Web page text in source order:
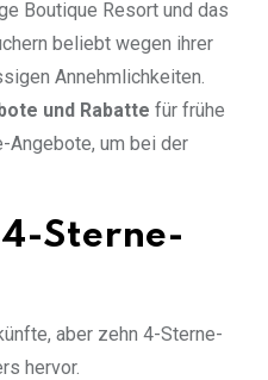
Boutique Resort und das
beliebt wegen ihrer
Annehmlichkeiten.
und Rabatte für frühe
Angebote, um bei der
4-Sterne-
aber zehn 4-Sterne-
hervor.